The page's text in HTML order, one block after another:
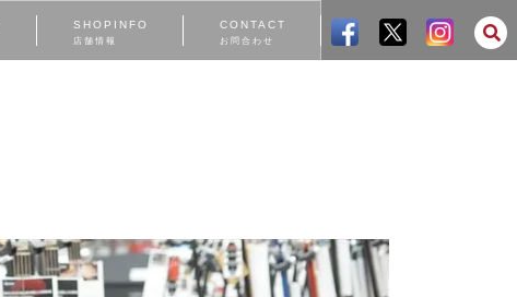
SHOPINFO
店舗情報
CONTACT
お問合わせ